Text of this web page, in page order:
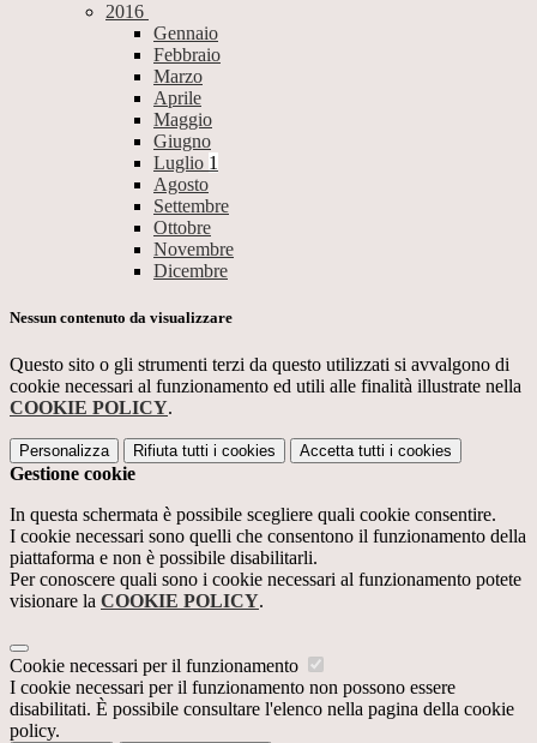
2016
Gennaio
Febbraio
Marzo
Aprile
Maggio
Giugno
Luglio 1
Agosto
Settembre
Ottobre
Novembre
Dicembre
Nessun contenuto da visualizzare
Questo sito o gli strumenti terzi da questo utilizzati si avvalgono di
cookie necessari al funzionamento ed utili alle finalità illustrate nella
COOKIE POLICY.
Personalizza Rifiuta tutti i cookies Accetta tutti i cookies
Gestione cookie
In questa schermata è possibile scegliere quali cookie consentire.
I cookie necessari sono quelli che consentono il funzionamento della
piattaforma e non è possibile disabilitarli.
Per conoscere quali sono i cookie necessari al funzionamento potete
visionare la COOKIE POLICY.
Cookie necessari per il funzionamento
I cookie necessari per il funzionamento non possono essere
disabilitati. È possibile consultare l'elenco nella pagina della cookie
policy.